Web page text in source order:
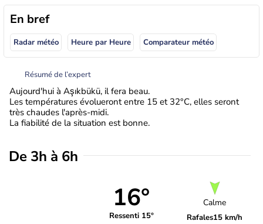
En bref
Radar météo Heure par Heure Comparateur météo
Résumé de l’expert
Aujourd'hui à Aşıkbükü, il fera beau.
Les températures évolueront entre 15 et 32°C, elles seront
très chaudes l'après-midi.
La fiabilité de la situation est bonne.
De 3h à 6h
16°
Ressenti 15°
Calme
Rafales15 km/h